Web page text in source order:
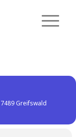
Greifswald